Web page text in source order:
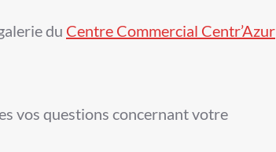
du Centre Commercial Centr’Azur
vos questions concernant votre